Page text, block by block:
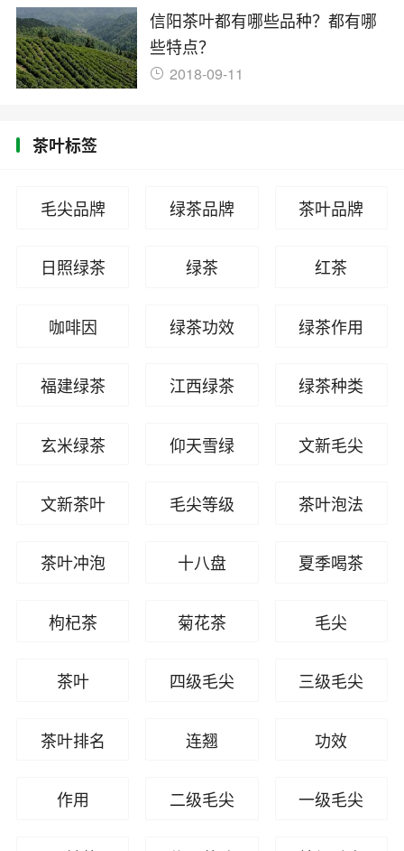
信阳茶叶都有哪些品种？都有哪
些特点？
2018-09-11
茶叶标签
毛尖品牌 绿茶品牌 茶叶品牌
日照绿茶 绿茶 红茶
咖啡因 绿茶功效 绿茶作用
福建绿茶 江西绿茶 绿茶种类
玄米绿茶 仰天雪绿 文新毛尖
文新茶叶 毛尖等级 茶叶泡法
茶叶冲泡 十八盘 夏季喝茶
枸杞茶 菊花茶 毛尖
茶叶 四级毛尖 三级毛尖
茶叶排名 连翘 功效
作用 二级毛尖 一级毛尖